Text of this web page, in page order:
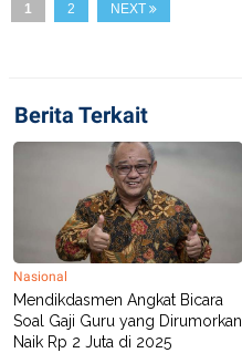
JARINGAN
N
M
Y
E
E
I
D
1 2 NEXT
Berita Terkait
Nasional
Mendikdasmen Angkat Bicara
Soal Gaji Guru yang Dirumorkan
Naik Rp 2 Juta di 2025